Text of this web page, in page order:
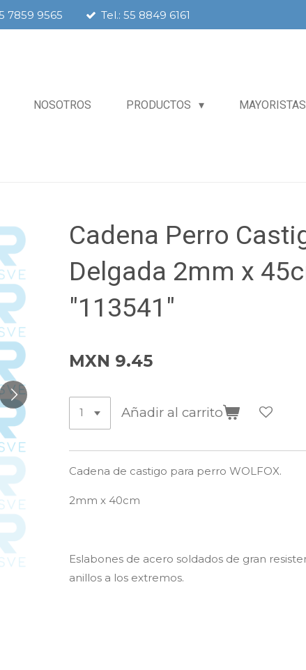
7859 9565 Tel.: 55 8849 6161
NOSOTROS PRODUCTOS MAYORISTAS
Cadena Perro
Delgada 2mm x
"113541"
MXN 9.45
Añadir al carrito
Cadena de castigo para perro WOLFOX.
2mm x 40cm
Eslabones de acero soldados de gran
anillos a los extremos.